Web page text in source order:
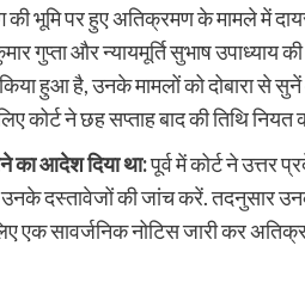
की भूमि पर हुए अतिक्रमण के मामले में
गुप्ता और न्यायमूर्ति सुभाष उपाध्याय
हुआ है, उनके मामलों को दोबारा से सुनें
ने छह सप्ताह बाद की तिथि नियत
का आदेश दिया था:पूर्व में कोर्ट ने उत्तर
दस्तावेजों की जांच करें. तदनुसार
सावर्जनिक नोटिस जारी कर